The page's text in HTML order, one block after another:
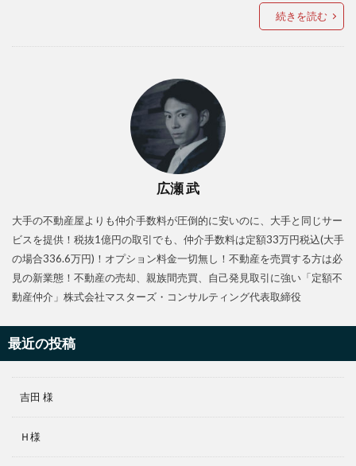
続きを読む
広瀬 武
大手の不動産屋よりも仲介手数料が圧倒的に安いのに、大手と同じサー
ビスを提供！税抜1億円の取引でも、仲介手数料は定額33万円税込(大手
の場合336.6万円)！オプション料金一切無し！不動産を売買する方は必
見の新業態！不動産の売却、親族間売買、自己発見取引に強い「定額不
動産仲介」株式会社マスターズ・コンサルティング代表取締役
最近の投稿
吉田 様
Ｈ様